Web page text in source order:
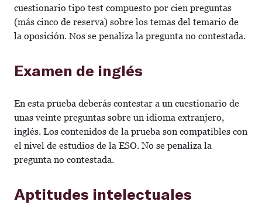
cuestionario tipo test compuesto por cien preguntas
(más cinco de reserva) sobre los temas del temario de
la oposición. Nos se penaliza la pregunta no contestada.
Examen de inglés
En esta prueba deberás contestar a un cuestionario de
unas veinte preguntas sobre un idioma extranjero,
inglés. Los contenidos de la prueba son compatibles con
el nivel de estudios de la ESO. No se penaliza la
pregunta no contestada.
Aptitudes intelectuales